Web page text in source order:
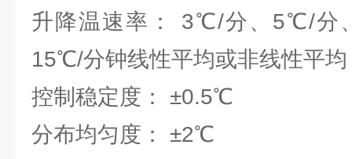
升降温速率： 3℃/分、5℃/
15℃/分钟线性平均或非线性平均
控制稳定度： ±0.5℃
分布均匀度： ±2℃